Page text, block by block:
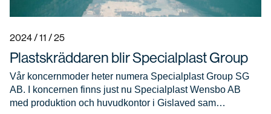
2024 / 11 / 25
Plastskräddaren blir Specialplast Group
Vår koncernmoder heter numera Specialplast Group SG
AB. I koncernen finns just nu Specialplast Wensbo AB
med produktion och huvudkontor i Gislaved sam…